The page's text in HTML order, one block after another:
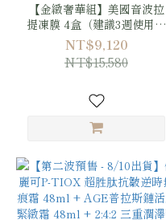
【金緻奢華組】美國音波拉
提凍膜 4盒（建議3週使用完
畢）
NT$9,120
NT$15,580